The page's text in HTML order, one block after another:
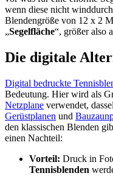
wenn diese nicht
Blendengröße von 12 x 2
„Segelfläche“, größer also
Die digitale
Digital bedruckte
Bedeutung. Hier wird als
Netzplane verwendet,
Gerüstplanen und
den klassischen Blenden
einen Nachteil:
Vorteil: Druck in
Tennisblenden